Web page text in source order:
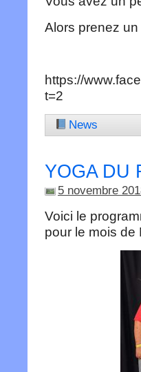
Alors prenez
https://
t=2
News
YOGA DU
5 novembre
Voici le
pour le mois de